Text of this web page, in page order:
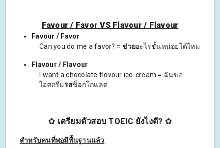
Favour / Favor VS Flavour / Flavour
Favour / Favor
Can you do me a favor? = ช่วยอะไรชั้นหน่อยได้ไหม
Flavour / Flavour
I want a chocolate flovour ice-cream = ฉันขอ
ไอศกรีมรสช็อกโกแลต
✿ เตรียมตัวสอบ TOEIC ยังไงดี? ✿
สำหรับคนที่พอมีพื้นฐานแล้ว